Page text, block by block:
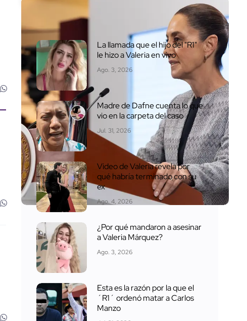
La llamada que el hijo del "R1"
le hizo a Valeria en vivo
Ago. 3, 2026
Madre de Dafne cuenta lo que
vio en la carpeta del caso
Jul. 31, 2026
Video de Valeria revela por
qué habría terminado con su
ex
Ago. 4, 2026
¿Por qué mandaron a asesinar
a Valeria Márquez?
Ago. 3, 2026
Esta es la razón por la que el
´R1´ ordenó matar a Carlos
Manzo